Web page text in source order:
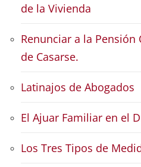
de la Vivienda
Renunciar a la
de Casarse.
Latinajos de Abogados
El Ajuar Familiar en el
Los Tres Tipos de